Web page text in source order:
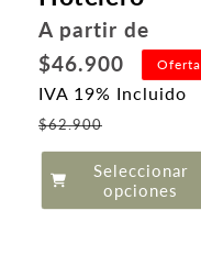
Precio
habitual
A partir de
$46.900
Oferta
IVA 19% Incluido
$62.900
de
oferta
Seleccionar
opciones